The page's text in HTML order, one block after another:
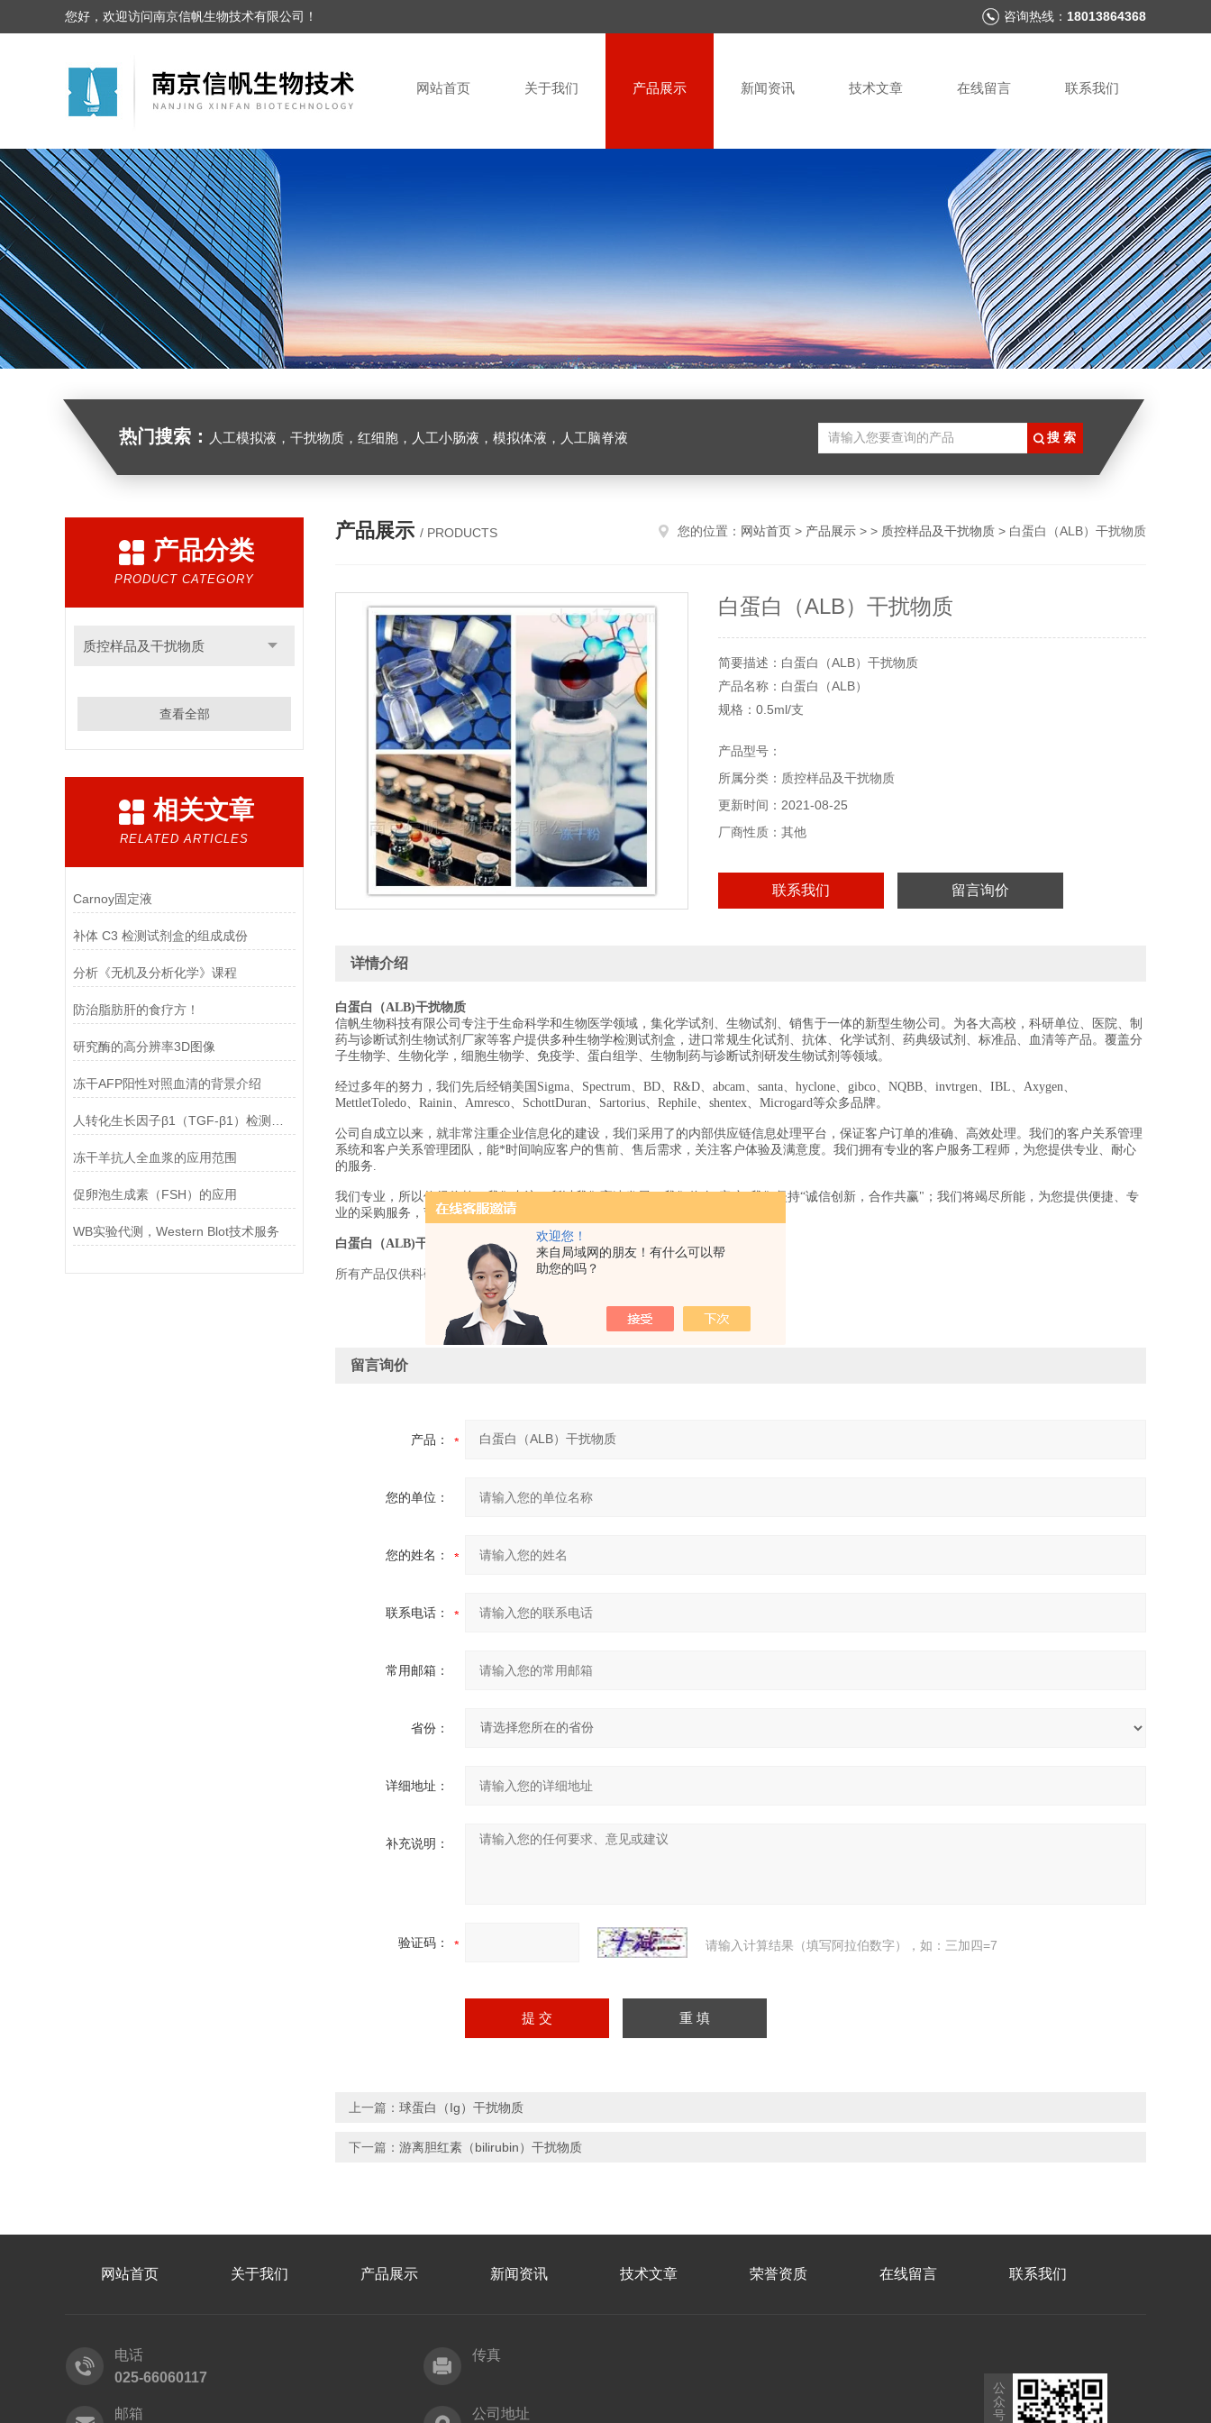
欢迎您！
来自局域网的朋友！有什么可以帮
助您的吗？
您好，欢迎访问南京信帆生物技术有限公司！ 咨询热线： 18013864368
网站首页 关于我们 产品展示 新闻资讯 技术文章 在线留言 联系我们
热门搜索： 人工模拟液，干扰物质，红细胞，人工小肠液，模拟体液，人工脑脊液
产品分类
PRODUCT CATEGORY
质控样品及干扰物质
查看全部
相关文章
RELATED ARTICLES
Carnoy固定液
补体 C3 检测试剂盒的组成成份
分析《无机及分析化学》课程
防治脂肪肝的食疗方！
研究酶的高分辨率3D图像
冻干AFP阳性对照血清的背景介绍
冻干羊抗人全血浆的应用范围
促卵泡生成素（FSH）的应用
WB实验代测，Western Blot技术服务
产品展示 / PRODUCTS 您的位置： 网站首页 > 产品展示 > > 质控样品及干扰物质 > 白蛋白（ALB）干扰物质
白蛋白（ALB）干扰物质
简要描述：白蛋白（ALB）干扰物质
产品名称：白蛋白（ALB）
规格：0.5ml/支
途。
产品型号：
所属分类：质控样品及干扰物质
更新时间：2021-08-25
厂商性质：其他
联系我们 留言询价
详情介绍
白蛋白（ALB)干扰物质
信帆生物科技有限公司专注于生命科学和生物医学领域，集化学试剂、生物试剂、销售于一体的新型生物公司。为各大高校，科研单位、医院、制
药与诊断试剂生物试剂厂家等客户提供多种生物学检测试剂盒，进口常规生化试剂、抗体、化学试剂、药典级试剂、标准品、血清等产品。覆盖分
子生物学、生物化学，细胞生物学、免疫学、蛋白组学、生物制药与诊断试剂研发生物试剂等领域。
经过多年的努力，我们先后经销美国Sigma、Spectrum、BD、R&D、abcam、santa、hyclone、gibco、NQBB、invtrgen、IBL、Axygen、
MettletToledo、Rainin、Amresco、SchottDuran、Sartorius、Rephile、shentex、Microgard等众多品牌。
公司自成立以来，就非常注重企业信息化的建设，我们采用了的内部供应链信息处理平台，保证客户订单的准确、高效处理。我们的客户关系管理
系统和客户关系管理团队，能*时间响应客户的售前、售后需求，关注客户体验及满意度。我们拥有专业的客户服务工程师，为您提供专业、耐心
的服务.
我们专业，所以值得信赖；我们专注，所以我们高速发展；我们信奉“客户“我们坚持“诚信创新，合作共赢"；我们将竭尽所能，为您提供便捷、专
业的采购服务，节省您的时间和成本。
白蛋白（ALB)干扰物质
所有产品仅供科研使用，不得用于食用，医疗等其它用途。
留言询价
产品：
您的单位：
您的姓名：
联系电话：
常用邮箱：
省份：
详细地址：
补充说明：
验证码： 请输入计算结果（填写阿拉伯数字），如：三加四=7
上一篇： 球蛋白（Ig）干扰物质
下一篇： 游离胆红素（bilirubin）干扰物质
网站首页 关于我们 产品展示 新闻资讯 技术文章 荣誉资质 在线留言 联系我们
电话
025-66060117
传真
邮箱 公司地址
公
众
号